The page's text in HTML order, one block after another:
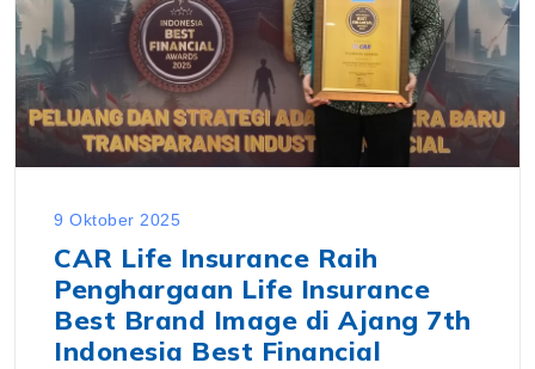
9 Oktober 2025
CAR Life Insurance Raih
Penghargaan Life Insurance
Best Brand Image di Ajang 7th
Indonesia Best Financial